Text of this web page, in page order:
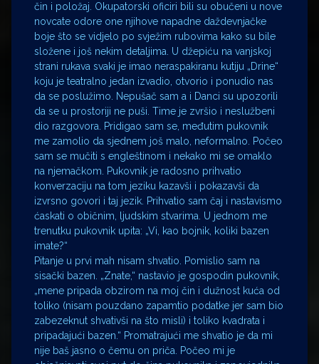
čin i položaj. Okupatorski oficiri bili su obučeni u nove
novcate odore one njihove napadne daždevnjačke
boje što se vidjelo po svježim rubovima kako su bile
složene i još nekim detaljima. U džepiću na vanjskoj
strani rukava svaki je imao neraspakiranu kutiju „Drine“
koju je teatralno jedan izvadio, otvorio i ponudio nas
da se poslužimo. Nepušač sam a i Danci su upozorili
da se u prostoriji ne puši. Time je zvršio i neslužbeni
dio razgovora. Pridigao sam se, međutim pukovnik
me zamolio da sjednem još malo, neformalno. Počeo
sam se mučiti s engleštinom i nekako mi se omaklo
na njemačkom. Pukovnik je radosno prihvatio
konverzaciju na tom jeziku kazavši i pokazavši da
izvrsno govori i taj jezik. Prihvatio sam čaj i nastavismo
ćaskati o običnim, ljudskim stvarima. U jednom me
trenutku pukovnik upita: „Vi, kao bojnik, koliki bazen
imate?“
Pitanje u prvi mah nisam shvatio. Pomislio sam na
sisački bazen. „Znate,“ nastavio je gospodin pukovnik,
„mene pripada obzirom na moj čin i dužnost kuća od
toliko (nisam pouzdano zapamtio podatke jer sam bio
zabezeknut shvativši na što misli) i toliko kvadrata i
pripadajući bazen.“ Promatrajući me shvatio je da mi
nije baš jasno o čemu on priča. Počeo mi je